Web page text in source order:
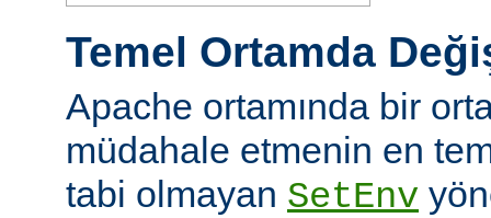
Temel Ortamda
Apache ortamında bir
müdahale etmenin en
tabi olmayan SetEnv